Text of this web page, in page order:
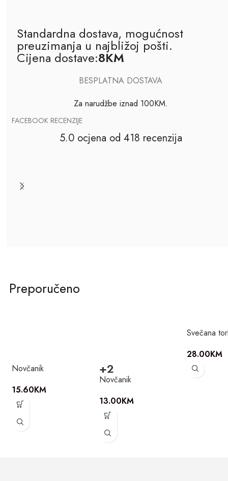
Standardna dostava, mogućnost
preuzimanja u najbližoj pošti.
Cijena dostave:8KM
BESPLATNA DOSTAVA
Za narudžbe iznad 100KM.
FACEBOOK RECENZIJE
5.0 ocjena od 418 recenzija
Preporučeno
Novčanik
15.60KM
+2
Novčanik
13.00KM
Svečana
28.00KM